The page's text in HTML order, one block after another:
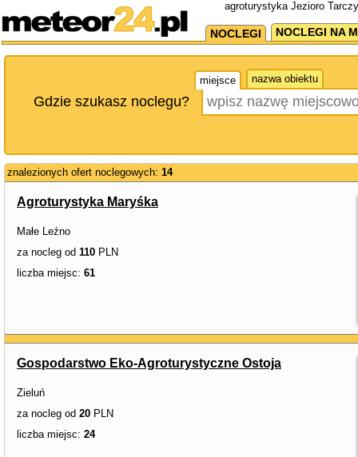
agroturystyka Jezioro
NOCLEGI NOCLEGI NA
miejsce nazwa obiektu
Gdzie szukasz noclegu?
znalezionych ofert noclegowych: 14
Agroturystyka Maryśka
Małe Leźno
za nocleg od 110 PLN
liczba miejsc: 61
Gospodarstwo Eko-Agroturystyczne Ostoja
Zieluń
za nocleg od 20 PLN
liczba miejsc: 24